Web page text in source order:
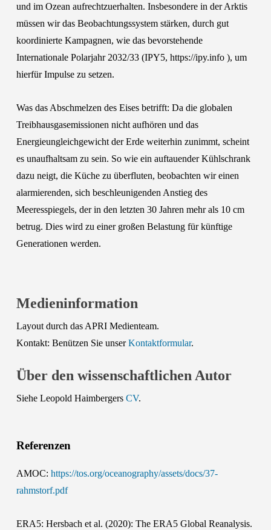
und im Ozean aufrechtzuerhalten. Insbesondere in der Arktis
müssen wir das Beobachtungssystem stärken, durch gut
koordinierte Kampagnen, wie das bevorstehende
Internationale Polarjahr 2032/33 (IPY5, https://ipy.info ), um
hierfür Impulse zu setzen.
Was das Abschmelzen des Eises betrifft: Da die globalen
Treibhausgasemissionen nicht aufhören und das
Energieungleichgewicht der Erde weiterhin zunimmt, scheint
es unaufhaltsam zu sein. So wie ein auftauender Kühlschrank
dazu neigt, die Küche zu überfluten, beobachten wir einen
alarmierenden, sich beschleunigenden Anstieg des
Meeresspiegels, der in den letzten 30 Jahren mehr als 10 cm
betrug. Dies wird zu einer großen Belastung für künftige
Generationen werden.
Medieninformation
Layout durch das APRI Medienteam.
Kontakt: Benützen Sie unserKontaktformular.
Über den wissenschaftlichen Autor
Siehe Leopold Haimbergers CV.
Referenzen
AMOC: https://tos.org/oceanography/assets/docs/37-
rahmstorf.pdf
ERA5: Hersbach et al. (2020): The ERA5 Global Reanalysis.